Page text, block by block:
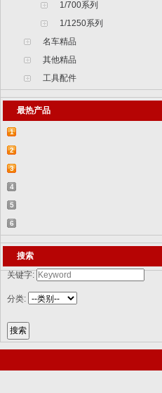
1/700系列
1/1250系列
名车精品
其他精品
工具配件
最热产品
1
【2015-07-07】德国BR 52型蒸汽机车
829...
2
【2015-07-06】德国LWS水陆两栖牵引车
82...
3
【2018-08-31】中国ZTL-11轮式装甲突击
车 ...
4
【2015-12-31】加拿大豹2A4M主战坦克
8386...
5
【2014-12-10】俄罗斯KrAZ-255B军用卡
车85...
6
【2014-12-10】以色列阿奇扎里特装甲运
兵...搜索
关键字:
分类: